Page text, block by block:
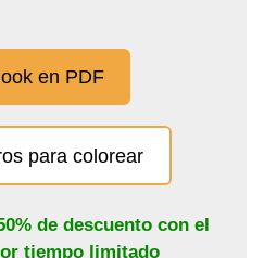
en PDF
para colorear
de descuento con el
tiempo limitado